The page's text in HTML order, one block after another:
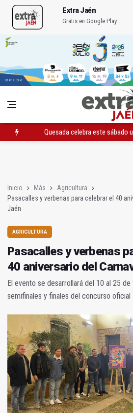
Extra Jaén
Gratis en Google Play
Quesada celebra este sábado
Inicio Más
Agricultura
Pasacalles y verbenas para celebrar el 40
Jaén
AGRICULTURA
Pasacalles y verbenas
40 aniversario del
El evento se desarrollará del 10 al 25
semifinales y finales del concurso oficial